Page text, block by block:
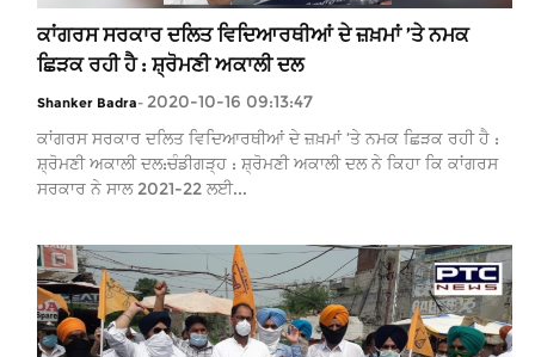
ਕਾਂਗਰਸ ਸਰਕਾਰ ਦਲਿਤ ਵਿਦਿਆਰਥੀਆਂ ਦੇ ਜ਼ਖ਼ਮਾਂ ’ਤੇ ਨਮਕ
ਛਿੜਕ ਰਹੀ ਹੈ : ਸ਼੍ਰੋਮਣੀ ਅਕਾਲੀ ਦਲ
Shanker Badra- 2020-10-16 09:13:47
ਕਾਂਗਰਸ ਸਰਕਾਰ ਦਲਿਤ ਵਿਦਿਆਰਥੀਆਂ ਦੇ ਜ਼ਖ਼ਮਾਂ ’ਤੇ ਨਮਕ ਛਿੜਕ ਰਹੀ ਹੈ :
ਸ਼੍ਰੋਮਣੀ ਅਕਾਲੀ ਦਲ:ਚੰਡੀਗੜ੍ਹ : ਸ਼੍ਰੋਮਣੀ ਅਕਾਲੀ ਦਲ ਨੇ ਕਿਹਾ ਕਿ ਕਾਂਗਰਸ
ਸਰਕਾਰ ਨੇ ਸਾਲ 2021-22 ਲਈ...